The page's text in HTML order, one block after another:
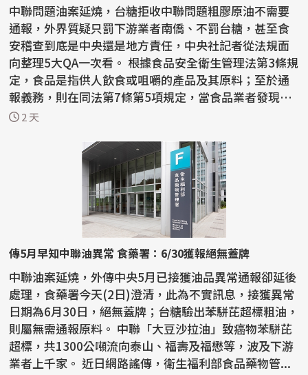
中聯問題油案延燒，台糖拒收中聯問題粗膠原油不需要
通報，外界質疑只罰下游業者南僑、不罰台糖，甚至食
安稽查到底是中央還是地方責任，中央社記者從法規面
向整理5大QA一次看。 根據食品安全衛生管理法第3條規
定，食品是指供人飲食或咀嚼的產品及其原料；至於通
報義務，則在同法第7條第5項規定，當食品業者發現
「產品」...
2 天
傳5月早知中聯油異常 食藥署：6/30獲報絕無蓋牌
中聯油案延燒，外傳中央5月已接獲油品異常通報卻延後
處理，食藥署今天(2日)澄清，此為不實訊息，接獲異常
日期為6月30日，絕無蓋牌；台糖驗出苯駢芘超標粗油，
則屬無需通報原料。 中聯「大豆沙拉油」致癌物苯駢芘
超標，共1300公噸流向泰山、福壽及福懋等，波及下游
業者上千家。 近日網路謠傳，衛生福利部食品藥物管...